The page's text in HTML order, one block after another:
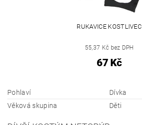
RUKAVICE KOSTLIVEC
55,37 Kč bez DPH
67 Kč
Pohlaví
Dívka
Věková skupina
Děti